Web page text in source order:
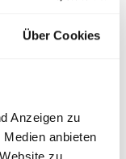
Über Cookies
Anzeigen zu
anbieten
die
und